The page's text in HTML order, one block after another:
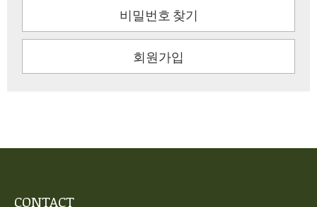
비밀번호 찾기
회원가입
CONTACT